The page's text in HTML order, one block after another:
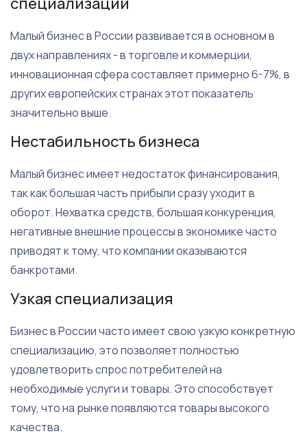
Малый бизнес в России развивается в основном в
двух направлениях - в торговле и коммерции,
инновационная сфера составляет примерно 6-7%, в
других европейских странах этот показатель
значительно выше.
Нестабильность бизнеса
Малый бизнес имеет недостаток финансирования,
так как большая часть прибыли сразу уходит в
оборот. Нехватка средств, большая конкуренция,
негативные внешние процессы в экономике часто
приводят к тому, что компании оказываются
банкротами.
Узкая специализация
Бизнес в России часто имеет свою узкую конкретную
специализацию, это позволяет полностью
удовлетворить спрос потребителей на
необходимые услуги и товары. Это способствует
тому, что на рынке появляются товары высокого
качества.